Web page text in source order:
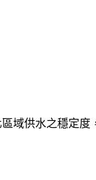
域供水之穩定